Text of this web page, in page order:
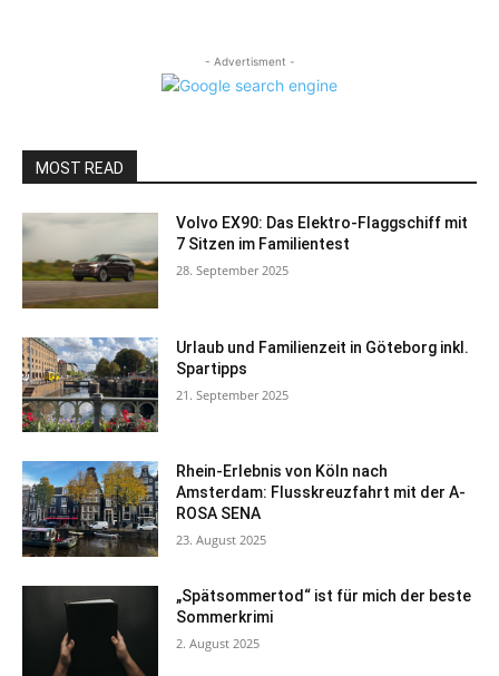
- Advertisment -
MOST READ
Volvo EX90: Das Elektro-Flaggschiff mit
7 Sitzen im Familientest
28. September 2025
Urlaub und Familienzeit in Göteborg inkl.
Spartipps
21. September 2025
Rhein-Erlebnis von Köln nach
Amsterdam: Flusskreuzfahrt mit der A-
ROSA SENA
23. August 2025
„Spätsommertod“ ist für mich der beste
Sommerkrimi
2. August 2025